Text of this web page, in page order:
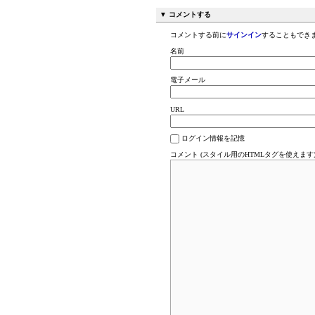
▼ コメントする
コメントする前にサインインすることもでき
名前
電子メール
URL
ログイン情報を記憶
コメント (スタイル用のHTMLタグを使えます)